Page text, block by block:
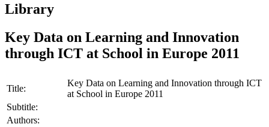
Library
Key Data on Learning and Innovation
through ICT at School in Europe 2011
Title:
Key Data on Learning and Innovation through ICT
at School in Europe 2011
Subtitle:
Authors: